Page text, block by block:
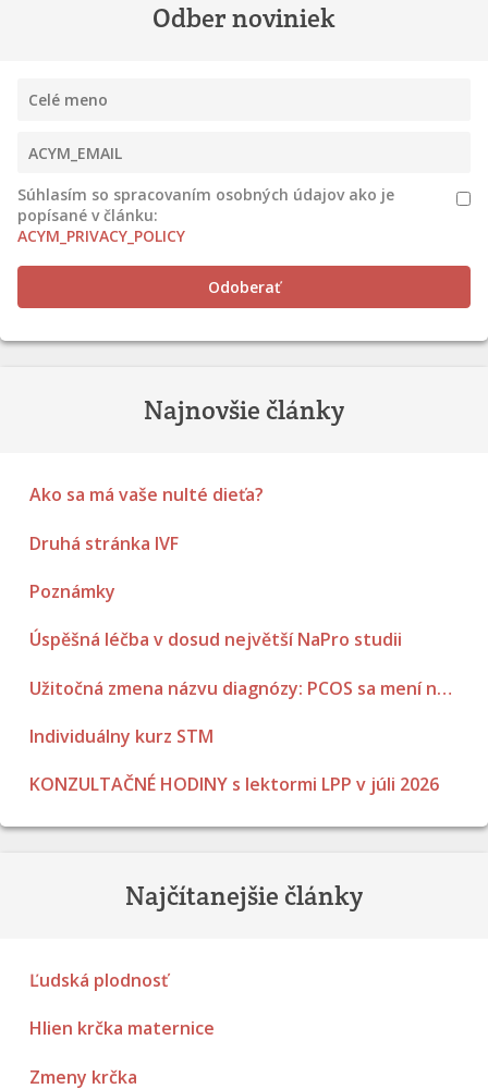
Odber noviniek
Súhlasím so spracovaním osobných údajov ako je
popísané v článku:
ACYM_PRIVACY_POLICY
Odoberať
Najnovšie články
Ako sa má vaše nulté dieťa?
Druhá stránka IVF
Poznámky
Úspěšná léčba v dosud největší NaPro studii
Užitočná zmena názvu diagnózy: PCOS sa mení na PMOS.
Individuálny kurz STM
KONZULTAČNÉ HODINY s lektormi LPP v júli 2026
Najčítanejšie články
Ľudská plodnosť
Hlien krčka maternice
Zmeny krčka